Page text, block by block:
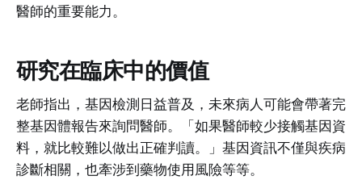
醫師的重要能力。
研究在臨床中的價值
老師指出，基因檢測日益普及，未來病人可能會帶著完
整基因體報告來詢問醫師。「如果醫師較少接觸基因資
料，就比較難以做出正確判讀。」基因資訊不僅與疾病
診斷相關，也牽涉到藥物使用風險等等。